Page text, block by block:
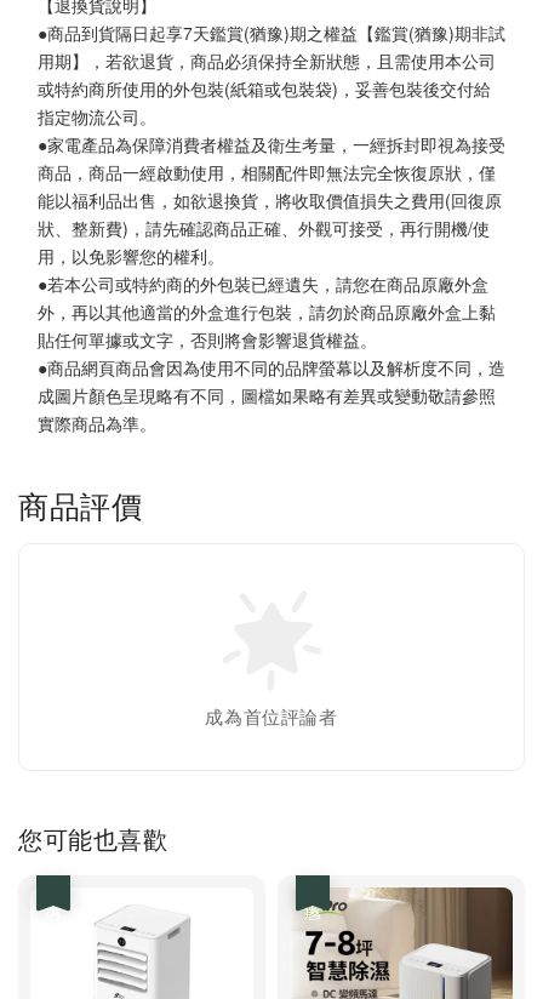
●商品到貨隔日起享7天鑑賞(猶豫)期之權益【鑑賞(猶豫)期非試
用期】，若欲退貨，商品必須保持全新狀態，且需使用本公司
或特約商所使用的外包裝(紙箱或包裝袋)，妥善包裝後交付給
指定物流公司。
●家電產品為保障消費者權益及衛生考量，一經拆封即視為接受
商品，商品一經啟動使用，相關配件即無法完全恢復原狀，僅
能以福利品出售，如欲退換貨，將收取價值損失之費用(回復原
狀、整新費)，請先確認商品正確、外觀可接受，再行開機/使
用，以免影響您的權利。
●若本公司或特約商的外包裝已經遺失，請您在商品原廠外盒
外，再以其他適當的外盒進行包裝，請勿於商品原廠外盒上黏
貼任何單據或文字，否則將會影響退貨權益。
●商品網頁商品會因為使用不同的品牌螢幕以及解析度不同，造
成圖片顏色呈現略有不同，圖檔如果略有差異或變動敬請參照
實際商品為準。
商品評價
成為首位評論者
您可能也喜歡